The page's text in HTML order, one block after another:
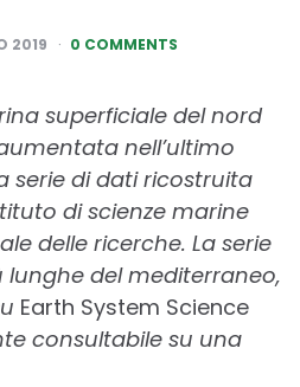
2019 0 COMMENTS
superficiale del nord
nell’ultimo
serie di dati ricostruita
di scienze marine
delle ricerche. La serie
del mediterraneo,
Earth System Science
consultabile su una